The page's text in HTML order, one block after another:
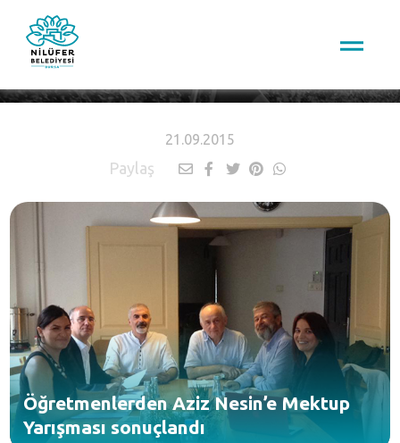
21.09.2015
Paylaş
Öğretmenlerden Aziz Nesin’e Mektup
Yarışması sonuçlandı